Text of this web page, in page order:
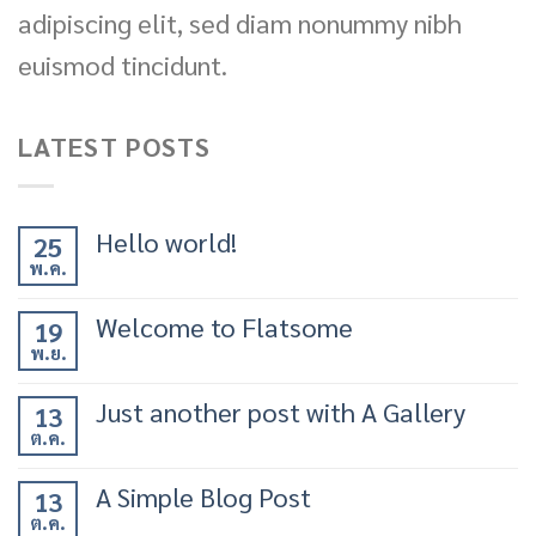
adipiscing elit, sed diam nonummy nibh
euismod tincidunt.
LATEST POSTS
25
พ.ค.
Hello world!
19
พ.ย.
Welcome to Flatsome
13
ต.ค.
Just another post with A Gallery
13
ต.ค.
A Simple Blog Post